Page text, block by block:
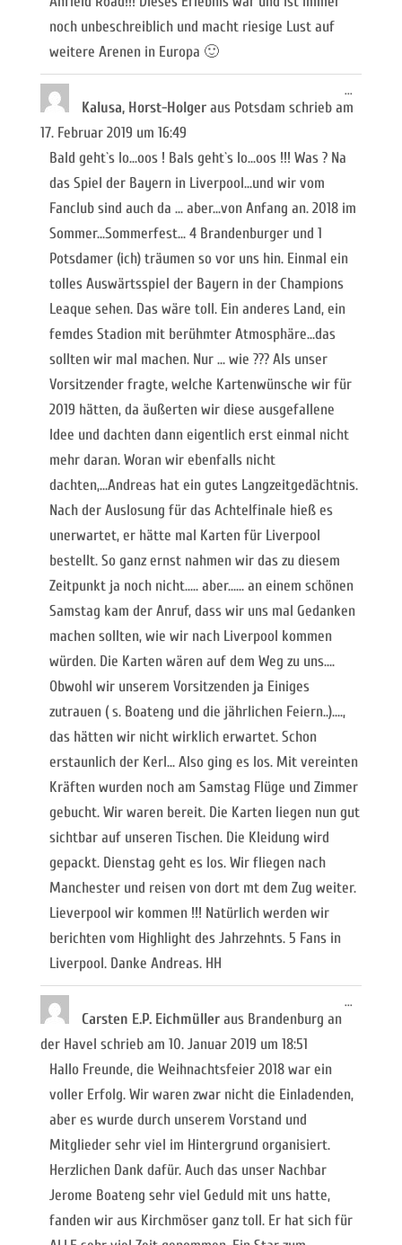
noch unbeschreiblich und macht riesige Lust auf
weitere Arenen in Europa 🙂
Kalusa, Horst-Holger aus Potsdam schrieb am
17. Februar 2019 um 16:49
Bald geht`s lo...oos ! Bals geht`s lo...oos !!! Was ? Na
das Spiel der Bayern in Liverpool...und wir vom
Fanclub sind auch da ... aber...von Anfang an. 2018 im
Sommer...Sommerfest... 4 Brandenburger und 1
Potsdamer (ich) träumen so vor uns hin. Einmal ein
tolles Auswärtsspiel der Bayern in der Champions
Leaque sehen. Das wäre toll. Ein anderes Land, ein
femdes Stadion mit berühmter Atmosphäre...das
sollten wir mal machen. Nur ... wie ??? Als unser
Vorsitzender fragte, welche Kartenwünsche wir für
2019 hätten, da äußerten wir diese ausgefallene
Idee und dachten dann eigentlich erst einmal nicht
mehr daran. Woran wir ebenfalls nicht
dachten,...Andreas hat ein gutes Langzeitgedächtnis.
Nach der Auslosung für das Achtelfinale hieß es
unerwartet, er hätte mal Karten für Liverpool
bestellt. So ganz ernst nahmen wir das zu diesem
Zeitpunkt ja noch nicht..... aber...... an einem schönen
Samstag kam der Anruf, dass wir uns mal Gedanken
machen sollten, wie wir nach Liverpool kommen
würden. Die Karten wären auf dem Weg zu uns....
Obwohl wir unserem Vorsitzenden ja Einiges
zutrauen ( s. Boateng und die jährlichen Feiern..)....,
das hätten wir nicht wirklich erwartet. Schon
erstaunlich der Kerl... Also ging es los. Mit vereinten
Kräften wurden noch am Samstag Flüge und Zimmer
gebucht. Wir waren bereit. Die Karten liegen nun gut
sichtbar auf unseren Tischen. Die Kleidung wird
gepackt. Dienstag geht es los. Wir fliegen nach
Manchester und reisen von dort mt dem Zug weiter.
Lieverpool wir kommen !!! Natürlich werden wir
berichten vom Highlight des Jahrzehnts. 5 Fans in
Liverpool. Danke Andreas. HH
...
Metabox
ein-/
Carsten E.P. Eichmüller aus Brandenburg an
der Havel schrieb am 10. Januar 2019 um 18:51
Hallo Freunde, die Weihnachtsfeier 2018 war ein
voller Erfolg. Wir waren zwar nicht die Einladenden,
aber es wurde durch unserem Vorstand und
Mitglieder sehr viel im Hintergrund organisiert.
Herzlichen Dank dafür. Auch das unser Nachbar
Jerome Boateng sehr viel Geduld mit uns hatte,
fanden wir aus Kirchmöser ganz toll. Er hat sich für
...